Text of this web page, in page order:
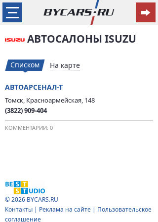
АВТОСАЛОНЫ ISUZU
Списком На карте
АВТОАРСЕНАЛ-Т
Томск, Красноармейская, 148
(3822) 909-404
КОММЕНТАРИИ: 0
© 2026 BYCARS.RU
Контакты | Реклама на сайте | Пользовательское
соглашение